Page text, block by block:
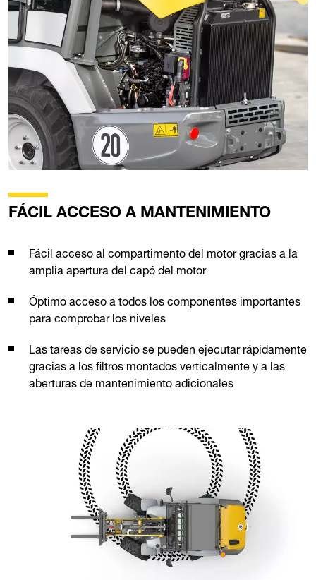
FÁCIL ACCESO A MANTENIMIENTO
Fácil acceso al compartimento del motor gracias a la
amplia apertura del capó del motor
Óptimo acceso a todos los componentes importantes
para comprobar los niveles
Las tareas de servicio se pueden ejecutar rápidamente
gracias a los filtros montados verticalmente y a las
aberturas de mantenimiento adicionales